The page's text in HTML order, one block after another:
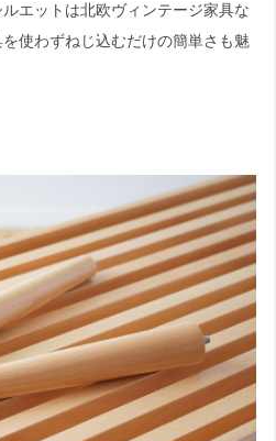
エットは北欧ヴィンテージ家具な
使わずねじ込むだけの簡単さも魅